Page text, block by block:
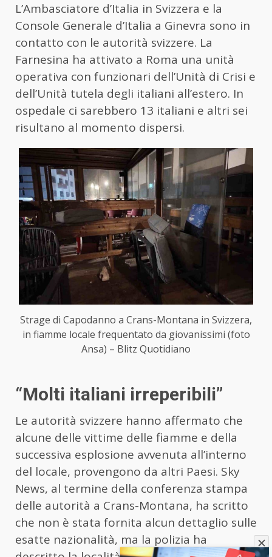
L’Ambasciatore d’Italia in Svizzera e la
Console Generale d’Italia a Ginevra sono in
contatto con le autorità svizzere. La
Farnesina ha attivato a Roma una unità
operativa con funzionari dell’Unità di Crisi e
dell’Unità tutela degli italiani all’estero. In
ospedale ci sarebbero 13 italiani e altri sei
risultano al momento dispersi.
Strage di Capodanno a Crans-Montana in Svizzera,
in fiamme locale frequentato da giovanissimi (foto
Ansa) – Blitz Quotidiano
“Molti italiani irreperibili”
Le autorità svizzere hanno affermato che
alcune delle vittime delle fiamme e della
successiva esplosione avvenuta all’interno
del locale, provengono da altri Paesi. Sky
News, al termine della conferenza stampa
delle autorità a Crans-Montana, ha scritto
che non è stata fornita alcun dettaglio sulle
esatte nazionalità, ma la polizia ha